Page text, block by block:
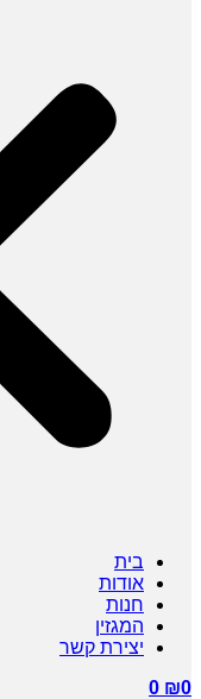
בית
אודות
חנות
המגזין
יצירת קשר
₪0
0